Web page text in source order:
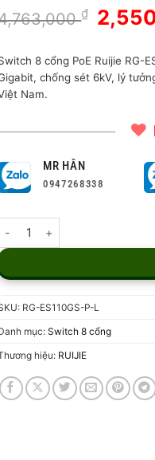
₫
Giá
gốc
8 cổng PoE Ruijie RG-
chống sét 6kV, lý
Nam.
MR HÂN
0947268338
Switch 8 Cổng PoE Ruijie RG-
RG-ES110GS-P-L
mục:Switch 8 cổng
hiệu: RUIJIE